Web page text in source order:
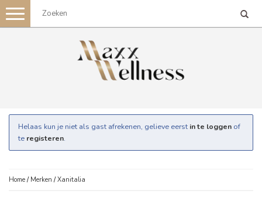
Toggle
navigation
Helaas kun je niet als gast afrekenen, gelieve eerst in te loggen of
te registeren.
Home / Merken /Xanitalia